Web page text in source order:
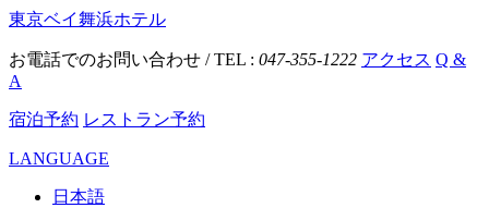
東京ベイ舞浜ホテル
お電話でのお問い合わせ / TEL : 047-355-1222 アクセス Q &
A
宿泊予約 レストラン予約
LANGUAGE
日本語